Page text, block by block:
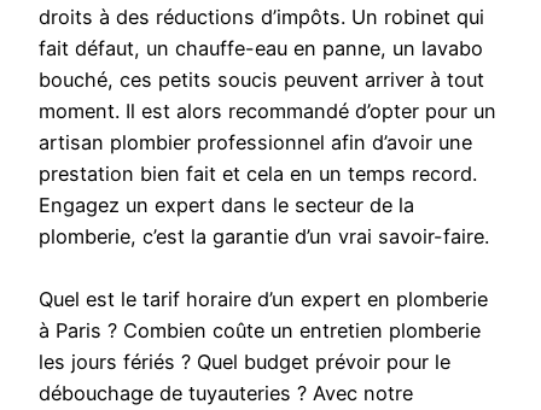
droits à des réductions d’impôts. Un robinet qui
fait défaut, un chauffe-eau en panne, un lavabo
bouché, ces petits soucis peuvent arriver à tout
moment. Il est alors recommandé d’opter pour un
artisan plombier professionnel afin d’avoir une
prestation bien fait et cela en un temps record.
Engagez un expert dans le secteur de la
plomberie, c’est la garantie d’un vrai savoir-faire.
Quel est le tarif horaire d’un expert en plomberie
à Paris ? Combien coûte un entretien plomberie
les jours fériés ? Quel budget prévoir pour le
débouchage de tuyauteries ? Avec notre